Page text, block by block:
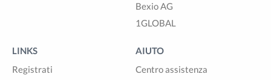
Bexio AG
1GLOBAL
LINKS
Registrati
AIUTO
Centro assistenza